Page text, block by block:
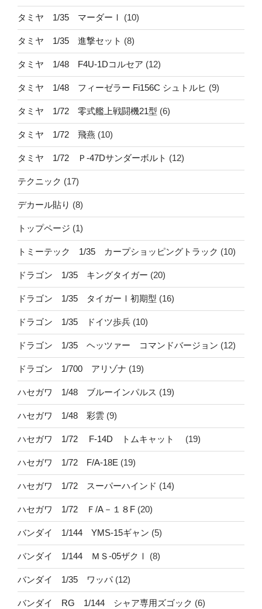
タミヤ 1/35 マーダーⅠ (10)
タミヤ 1/35 進撃セット (8)
タミヤ 1/48 F4U-1Dコルセア (12)
タミヤ 1/48 フィーゼラー Fi156C シュトルヒ (9)
タミヤ 1/72 零式艦上戦闘機21型 (6)
タミヤ 1/72 飛燕 (10)
タミヤ 1/72 Ｐ-47Dサンダーボルト (12)
テクニック (17)
デカール貼り (8)
トップページ (1)
トミーテック 1/35 カープショッピングトラック (10)
ドラゴン 1/35 キングタイガー (20)
ドラゴン 1/35 タイガーⅠ初期型 (16)
ドラゴン 1/35 ドイツ歩兵 (10)
ドラゴン 1/35 ヘッツァー コマンドバージョン (12)
ドラゴン 1/700 アリゾナ (19)
ハセガワ 1/48 ブルーインパルス (19)
ハセガワ 1/48 彩雲 (9)
ハセガワ 1/72 F-14D トムキャット (19)
ハセガワ 1/72 F/A-18E (19)
ハセガワ 1/72 スーパーハインド (14)
ハセガワ 1/72 Ｆ/A－１８F (20)
バンダイ 1/144 YMS-15ギャン (5)
バンダイ 1/144 ＭＳ-05ザクⅠ (8)
バンダイ 1/35 ワッパ(12)
バンダイ RG 1/144 シャア専用ズゴック (6)